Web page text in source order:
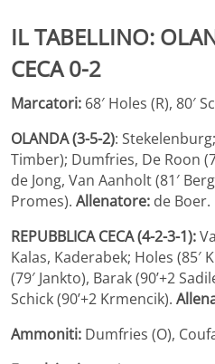
IL TABELLINO:
CECA 0-2
Marcatori: 68′ Holes (R), 80′
OLANDA (3-5-2):
Timber); Dumfries, De Roon
de Jong, Van Aanholt (81′
Promes). Allenatore: de Boer.
REPUBBLICA CECA (4-2-3-1):
Kalas, Kaderabek; Holes (85′
(79′ Jankto), Barak (90’+2
Schick (90’+2 Krmencik).
Ammoniti: Dumfries (O),